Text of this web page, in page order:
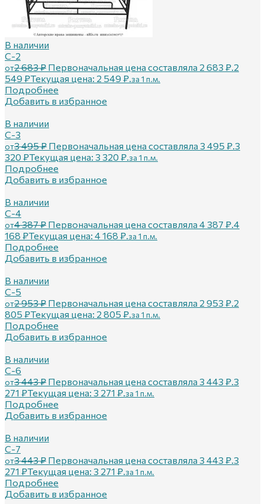
В наличии
С-2
от2 683₽ Первоначальная цена составляла 2 683 ₽.2
549 ₽Текущая цена: 2 549 ₽.за 1 п.м.
Подробнее
Добавить в избранное
В наличии
С-3
от3 495₽ Первоначальная цена составляла 3 495 ₽.3
320 ₽Текущая цена: 3 320 ₽.за 1 п.м.
Подробнее
Добавить в избранное
В наличии
С-4
от4 387₽ Первоначальная цена составляла 4 387 ₽.4
168 ₽Текущая цена: 4 168 ₽.за 1 п.м.
Подробнее
Добавить в избранное
В наличии
С-5
от2 953₽ Первоначальная цена составляла 2 953 ₽.2
805 ₽Текущая цена: 2 805 ₽.за 1 п.м.
Подробнее
Добавить в избранное
В наличии
С-6
от3 443₽ Первоначальная цена составляла 3 443 ₽.3
271 ₽Текущая цена: 3 271 ₽.за 1 п.м.
Подробнее
Добавить в избранное
В наличии
С-7
от3 443₽ Первоначальная цена составляла 3 443 ₽.3
271 ₽Текущая цена: 3 271 ₽.за 1 п.м.
Подробнее
Добавить в избранное